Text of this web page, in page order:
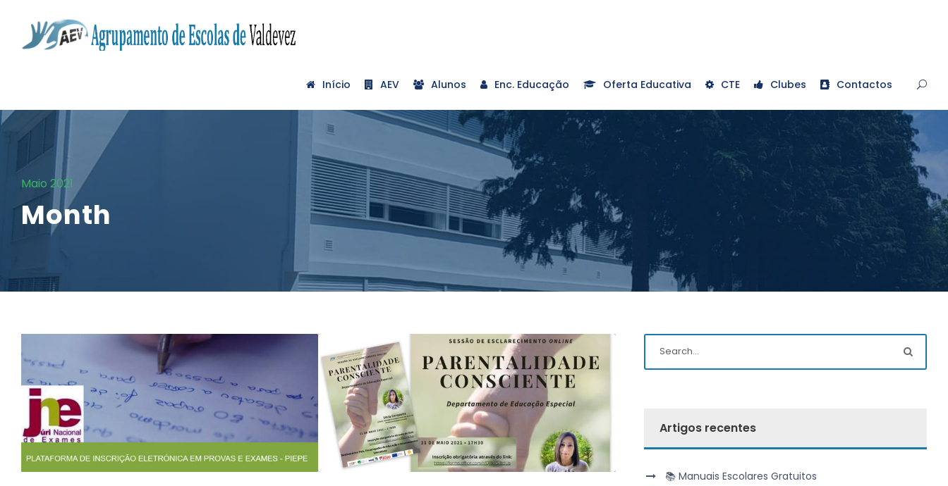
Início AEV Alunos Enc. Educação Oferta Educativa CTE Clubes Contactos
Maio 2021
Month
Artigos recentes
📚 Manuais Escolares Gratuitos